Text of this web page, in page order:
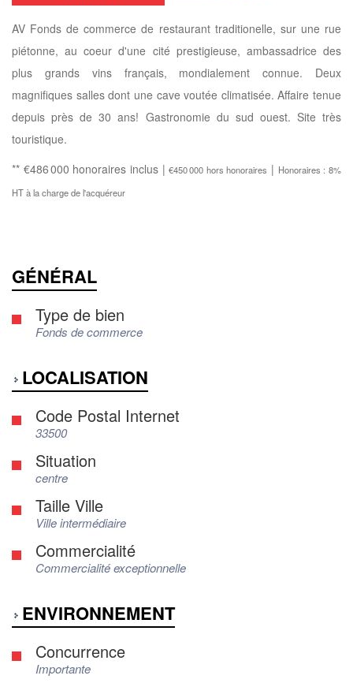
AV Fonds de commerce de restaurant traditionelle, sur une rue
piétonne, au coeur d'une cité prestigieuse, ambassadrice des
plus grands vins français, mondialement connue. Deux
magnifiques salles dont une cave voutée climatisée. Affaire tenue
depuis près de 30 ans! Gastronomie du sud ouest. Site très
touristique.
** €486 000 honoraires inclus |€450 000 hors honoraires | Honoraires : 8%
HT à la charge de l'acquéreur
GÉNÉRAL
Type de bien
Fonds de commerce
LOCALISATION
Code Postal Internet
33500
Situation
centre
Taille Ville
Ville intermédiaire
Commercialité
Commercialité exceptionnelle
ENVIRONNEMENT
Concurrence
Importante